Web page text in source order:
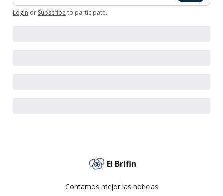
Login or Subscribe to participate.
El Brifin
Contamos mejor las noticias